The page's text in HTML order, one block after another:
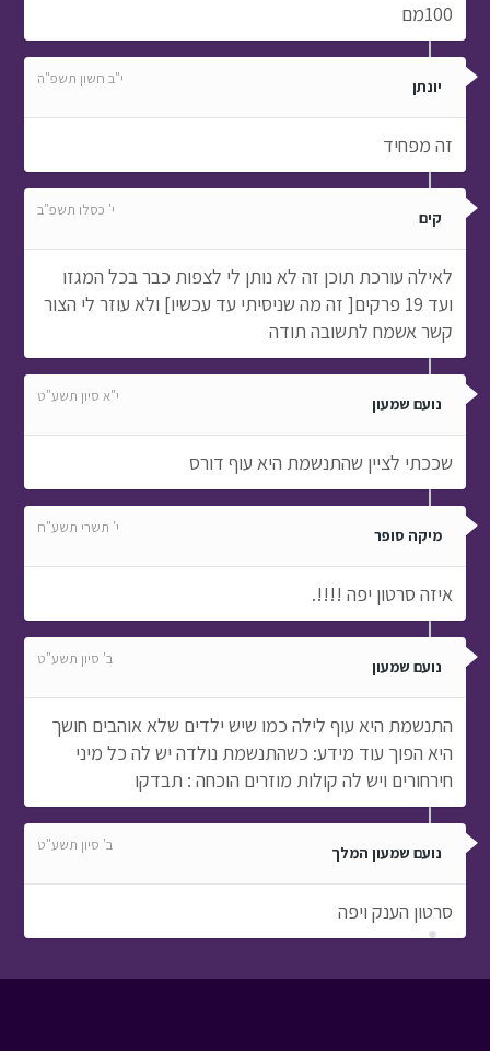
100מם
יונתן י"ב חשון תשפ"ה
זה מפחיד
קים י' כסלו תשפ"ב
לאילה עורכת תוכן זה לא נותן לי לצפות כבר בכל המגזו
ועד 19 פרקים[ זה מה שניסיתי עד עכשיו] ולא עוזר לי הצור
קשר אשמח לתשובה תודה
נועם שמעון י"א סיון תשע"ט
שככתי לציין שהתנשמת היא עוף דורס
מיקה סופר י' תשרי תשע"ח
איזה סרטון יפה !!!!.
נועם שמעון ב' סיון תשע"ט
התנשמת היא עוף לילה כמו שיש ילדים שלא אוהבים חושך
היא הפוך עוד מידע: כשהתנשמת נולדה יש לה כל מיני
חירחורים ויש לה קולות מוזרים הוכחה : תבדקו
נועם שמעון המלך ב' סיון תשע"ט
סרטון הענק ויפה